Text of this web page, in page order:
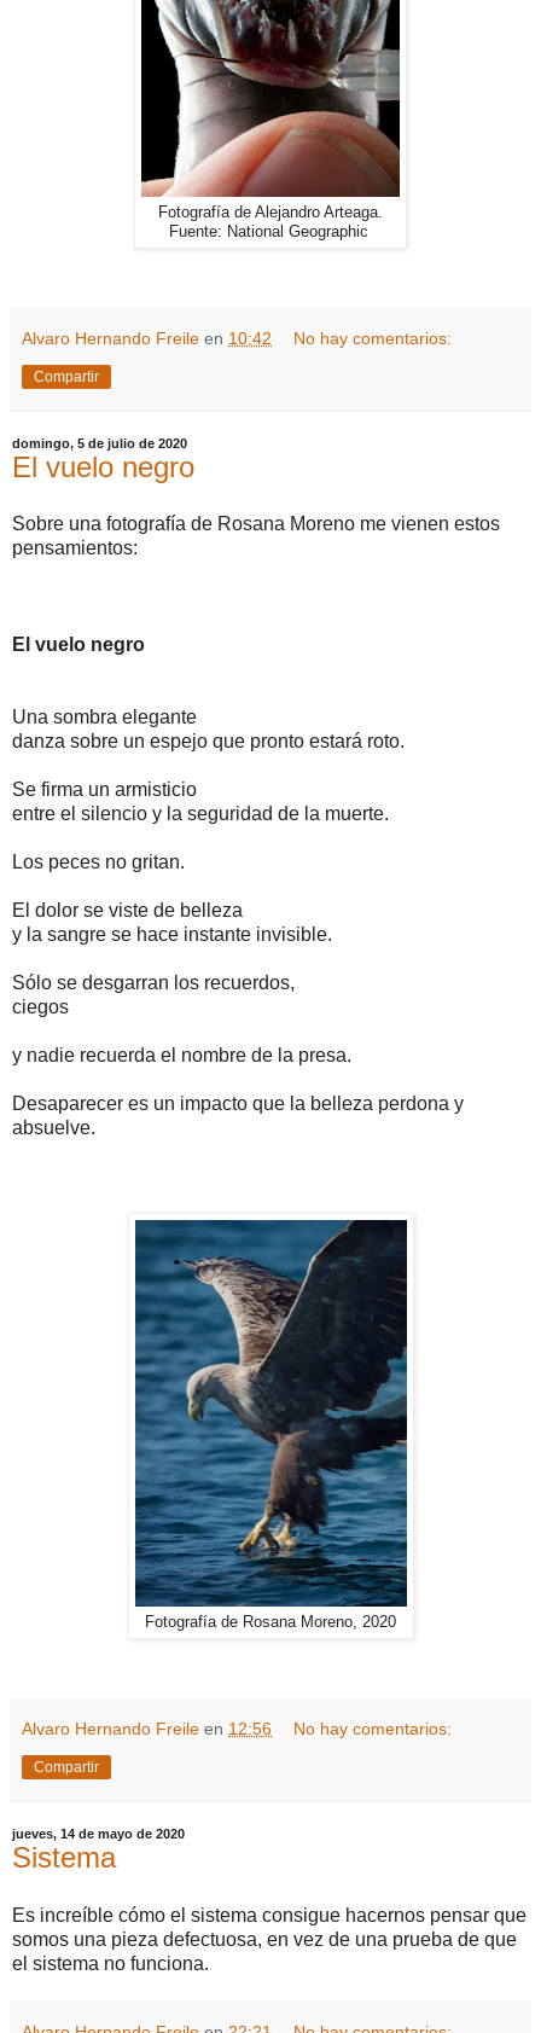
Fotografía de Alejandro Arteaga.
Fuente: National Geographic
Alvaro Hernando Freile en 10:42 No hay comentarios:
Compartir
domingo, 5 de julio de 2020
El vuelo negro
Sobre una fotografía de Rosana Moreno me vienen estos
pensamientos:
El vuelo negro
Una sombra elegante
danza sobre un espejo que pronto estará roto.
Se firma un armisticio
entre el silencio y la seguridad de la muerte.
Los peces no gritan.
El dolor se viste de belleza
y la sangre se hace instante invisible.
Sólo se desgarran los recuerdos,
ciegos
y nadie recuerda el nombre de la presa.
Desaparecer es un impacto que la belleza perdona y
absuelve.
Fotografía de Rosana Moreno, 2020
Alvaro Hernando Freile en 12:56 No hay comentarios:
Compartir
jueves, 14 de mayo de 2020
Sistema
Es increíble cómo el sistema consigue hacernos pensar que
somos una pieza defectuosa, en vez de una prueba de que
el sistema no funciona.